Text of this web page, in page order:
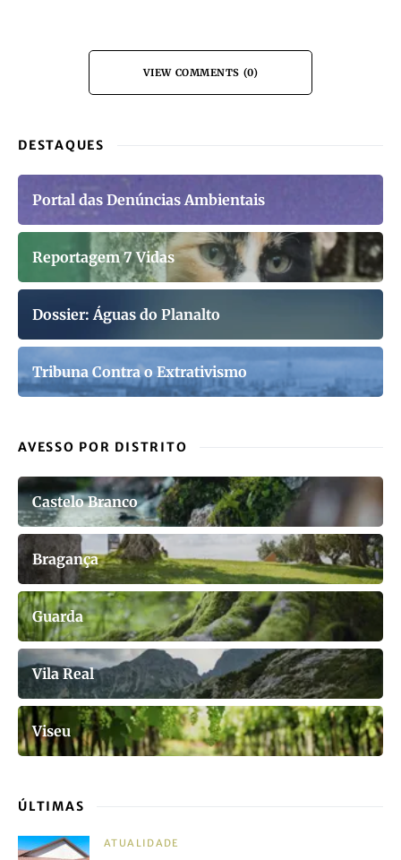
VIEW COMMENTS (0)
DESTAQUES
Portal das Denúncias Ambientais
Reportagem 7 Vidas
Dossier: Águas do Planalto
Tribuna Contra o Extrativismo
AVESSO POR DISTRITO
Castelo Branco
Bragança
Guarda
Vila Real
Viseu
ÚLTIMAS
ATUALIDADE